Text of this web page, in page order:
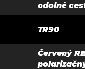
odolné
TR90
Červený